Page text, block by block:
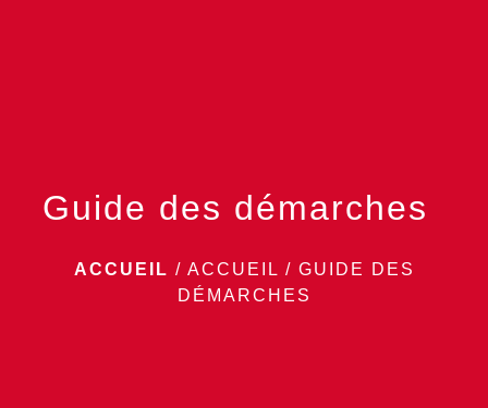
Guide des démarches
ACCUEIL / ACCUEIL / GUIDE DES
DÉMARCHES